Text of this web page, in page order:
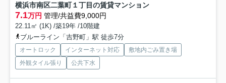
横浜市南区二葉町１丁目の賃貸マンション
7.1万円 管理/共益費9,000円
22.11㎡ (1K) /築19年 /10階建
ブルーライン「吉野町」駅 徒歩7分
オートロック インターネット対応
敷地内ごみ置き場
外観タイル張り
公共下水